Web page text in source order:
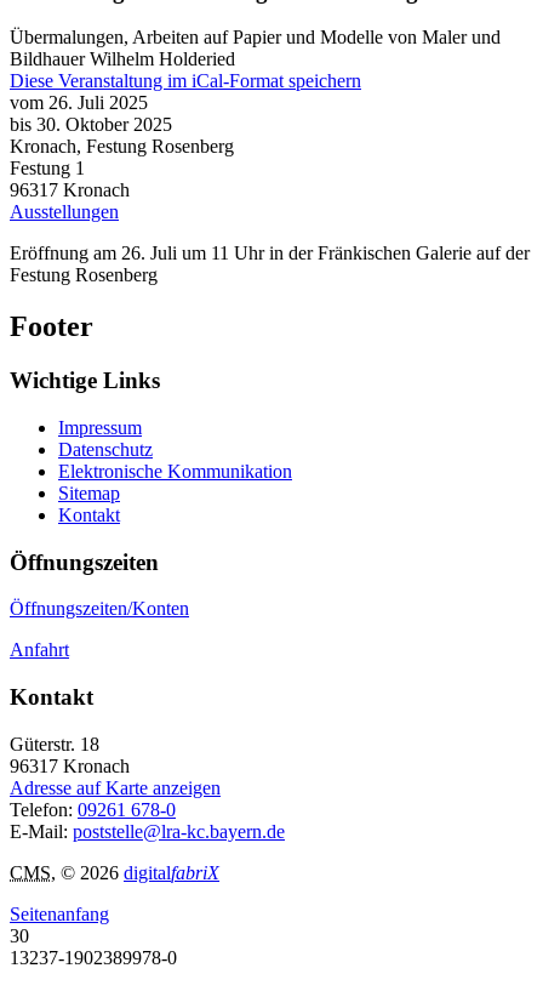
Übermalungen, Arbeiten auf Papier und Modelle von Maler und
Bildhauer Wilhelm Holderied
Diese Veranstaltung im iCal-Format speichern
vom 26. Juli 2025
bis 30. Oktober 2025
Kronach, Festung Rosenberg
Festung 1
96317 Kronach
Ausstellungen
Eröffnung am 26. Juli um 11 Uhr in der Fränkischen Galerie auf der
Festung Rosenberg
Footer
Wichtige Links
Impressum
Datenschutz
Elektronische Kommunikation
Sitemap
Kontakt
Öffnungszeiten
Öffnungszeiten/Konten
Anfahrt
Kontakt
Güterstr. 18
96317 Kronach
Adresse auf Karte anzeigen
Telefon: 09261 678-0
E-Mail: poststelle@lra-kc.bayern.de
CMS, © 2026 digitalfabriX
Seitenanfang
30
13237-1902389978-0